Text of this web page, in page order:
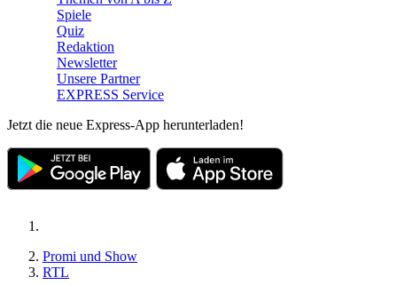
Spiele
Quiz
Redaktion
Newsletter
Unsere Partner
EXPRESS Service
Jetzt die neue Express-App herunterladen!
Promi und Show
RTL